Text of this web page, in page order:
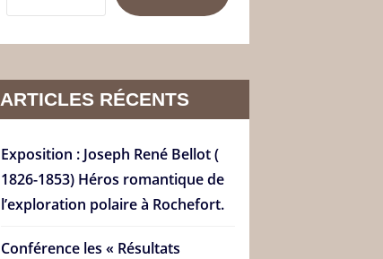
ARTICLES RÉCENTS
Exposition : Joseph René Bellot (
1826-1853) Héros romantique de
l’exploration polaire à Rochefort.
Conférence les « Résultats